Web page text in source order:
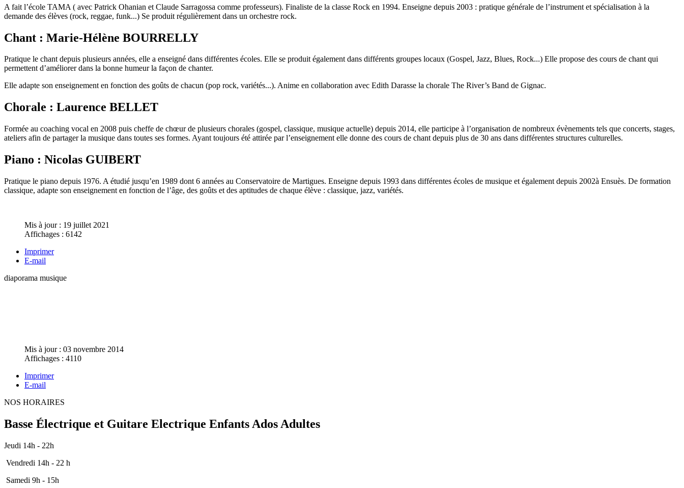
A fait l’école TAMA ( avec Patrick Ohanian et Claude Sarragossa comme professeurs). Finaliste de la classe Rock en 1994. Enseigne depuis 2003 : pratique générale de l’instrument et spécialisation à la
demande des élèves (rock, reggae, funk...) Se produit régulièrement dans un orchestre rock.
Chant : Marie-Hélène BOURRELLY
Pratique le chant depuis plusieurs années, elle a enseigné dans différentes écoles. Elle se produit également dans différents groupes locaux (Gospel, Jazz, Blues, Rock...) Elle propose des cours de chant qui
permettent d’améliorer dans la bonne humeur la façon de chanter.
Elle adapte son enseignement en fonction des goûts de chacun (pop rock, variétés...). Anime en collaboration avec Edith Darasse la chorale The River’s Band de Gignac.
Chorale : Laurence BELLET
Formée au coaching vocal en 2008 puis cheffe de chœur de plusieurs chorales (gospel, classique, musique actuelle) depuis 2014, elle participe à l’organisation de nombreux évènements tels que concerts, stages,
ateliers afin de partager la musique dans toutes ses formes. Ayant toujours été attirée par l’enseignement elle donne des cours de chant depuis plus de 30 ans dans différentes structures culturelles.
Piano : Nicolas GUIBERT
Pratique le piano depuis 1976. A étudié jusqu’en 1989 dont 6 années au Conservatoire de Martigues. Enseigne depuis 1993 dans différentes écoles de musique et également depuis 2002à Ensuès. De formation
classique, adapte son enseignement en fonction de l’âge, des goûts et des aptitudes de chaque élève : classique, jazz, variétés.
Mis à jour : 19 juillet 2021
Affichages : 6142
Imprimer
E-mail
diaporama musique
Mis à jour : 03 novembre 2014
Affichages : 4110
Imprimer
E-mail
NOS HORAIRES
Basse Électrique et Guitare Electrique Enfants Ados Adultes
Jeudi 14h - 22h
Vendredi 14h - 22 h
Samedi 9h - 15h